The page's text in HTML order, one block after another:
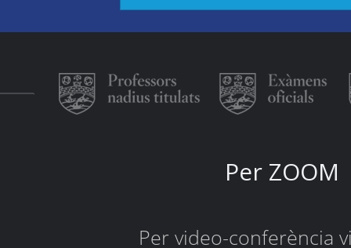
Per ZOOM
Per video-conferència